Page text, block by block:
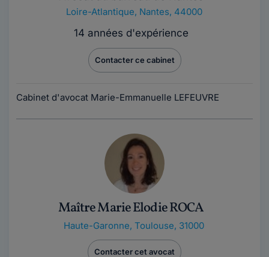
Loire-Atlantique, Nantes, 44000
14 années d'expérience
Contacter ce cabinet
Cabinet d'avocat Marie-Emmanuelle LEFEUVRE
Maître Marie Elodie ROCA
Haute-Garonne, Toulouse, 31000
Contacter cet avocat